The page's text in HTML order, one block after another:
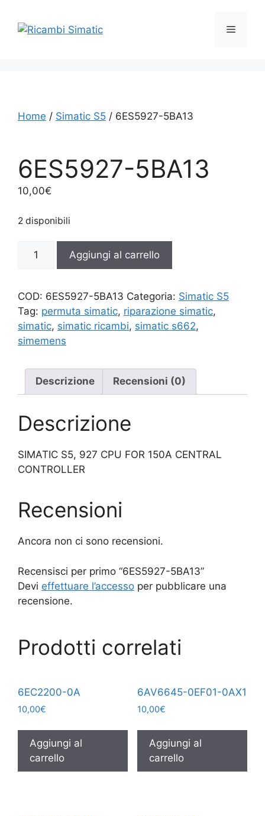
contenuto
Menu
Home / Simatic S5 / 6ES5927-5BA13
6ES5927-5BA13
10,00€
2 disponibili
5BA13
Aggiungi al carrello
COD: 6ES5927-5BA13 Categoria: Simatic S5
Tag: permuta simatic, riparazione simatic,
simatic, simatic ricambi, simatic s662,
simemens
Descrizione Recensioni (0)
Descrizione
SIMATIC S5, 927 CPU FOR 150A CENTRAL
CONTROLLER
Recensioni
Ancora non ci sono recensioni.
Recensisci per primo “6ES5927-5BA13”
Devi effettuare l’accesso per pubblicare una
recensione.
Prodotti correlati
6EC2200-0A
10,00€
Aggiungi al
carrello
6AV6645-0EF01-0AX1
10,00€
Aggiungi al
carrello